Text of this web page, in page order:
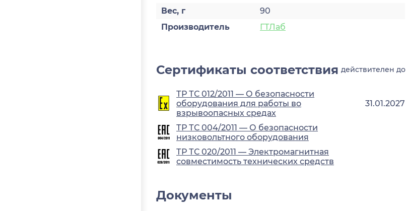
Вес, г
90
Производитель
ГТЛаб
Сертификаты соответствия действителен до
ТР ТС 012/2011 — О безопасности
оборудования для работы во
взрывоопасных средах
31.01.2027
ТР ТС 004/2011 — О безопасности
низковольтного оборудования
ТР ТС 020/2011 — Электромагнитная
совместимость технических средств
Документы